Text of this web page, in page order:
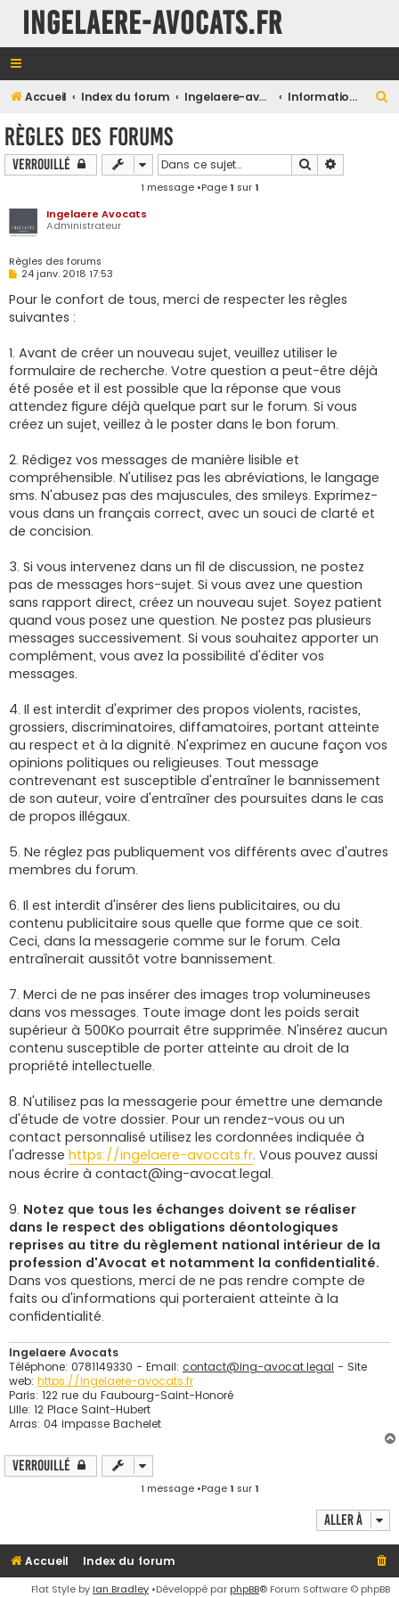
INGELAERE-AVOCATS.FR
Accueil Index du forum Ingelaere-avocats.fr Informations
Règles des forums
Verrouillé Rechercher
1 message •Page1 sur1
Ingelaere Avocats
Administrateur
Règles des forums
M
s
s
a
24 janv. 2018 17:53
Pour le confort de tous, merci de respecter les règles
suivantes :
1. Avant de créer un nouveau sujet, veuillez utiliser le
formulaire de recherche. Votre question a peut-être déjà
été posée et il est possible que la réponse que vous
attendez figure déjà quelque part sur le forum. Si vous
créez un sujet, veillez à le poster dans le bon forum.
2. Rédigez vos messages de manière lisible et
compréhensible. N'utilisez pas les abréviations, le langage
sms. N'abusez pas des majuscules, des smileys. Exprimez-
vous dans un français correct, avec un souci de clarté et
de concision.
3. Si vous intervenez dans un fil de discussion, ne postez
pas de messages hors-sujet. Si vous avez une question
sans rapport direct, créez un nouveau sujet. Soyez patient
quand vous posez une question. Ne postez pas plusieurs
messages successivement. Si vous souhaitez apporter un
complément, vous avez la possibilité d'éditer vos
messages.
4. Il est interdit d'exprimer des propos violents, racistes,
grossiers, discriminatoires, diffamatoires, portant atteinte
au respect et à la dignité. N'exprimez en aucune façon vos
opinions politiques ou religieuses. Tout message
contrevenant est susceptible d'entraîner le bannissement
de son auteur, voire d'entraîner des poursuites dans le cas
de propos illégaux.
5. Ne réglez pas publiquement vos différents avec d'autres
membres du forum.
6. Il est interdit d'insérer des liens publicitaires, ou du
contenu publicitaire sous quelle que forme que ce soit.
Ceci, dans la messagerie comme sur le forum. Cela
entraînerait aussitôt votre bannissement.
7. Merci de ne pas insérer des images trop volumineuses
dans vos messages. Toute image dont les poids serait
supérieur à 500Ko pourrait être supprimée. N'insérez aucun
contenu susceptible de porter atteinte au droit de la
propriété intellectuelle.
8. N'utilisez pas la messagerie pour émettre une demande
d'étude de votre dossier. Pour un rendez-vous ou un
contact personnalisé utilisez les cordonnées indiquée à
l'adresse https://ingelaere-avocats.fr. Vous pouvez aussi
nous écrire à contact@ing-avocat.legal.
9. Notez que tous les échanges doivent se réaliser
dans le respect des obligations déontologiques
reprises au titre du règlement national intérieur de la
profession d'Avocat et notamment la confidentialité.
Dans vos questions, merci de ne pas rendre compte de
faits ou d'informations qui porteraient atteinte à la
confidentialité.
Ingelaere Avocats
Téléphone: 0781149330 - Email: contact@ing-avocat.legal - Site
web: https://ingelaere-avocats.fr
Paris: 122 rue du Faubourg-Saint-Honoré
Lille: 12 Place Saint-Hubert
Arras: 04 impasse Bachelet
Verrouillé
1 message •Page1 sur1
Aller à
Accueil Index du forum
Flat Style by Ian Bradley •Développé par phpBB® Forum Software © phpBB